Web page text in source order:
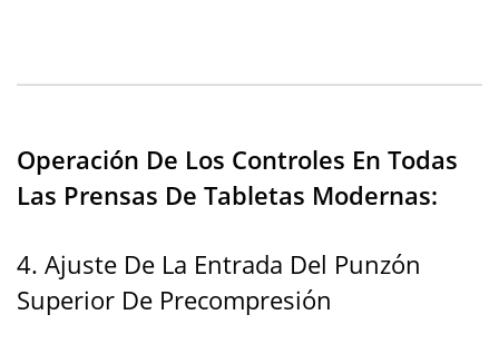
Operación De Los Controles En Todas
Las Prensas De Tabletas Modernas:
4. Ajuste De La Entrada Del Punzón
Superior De Precompresión